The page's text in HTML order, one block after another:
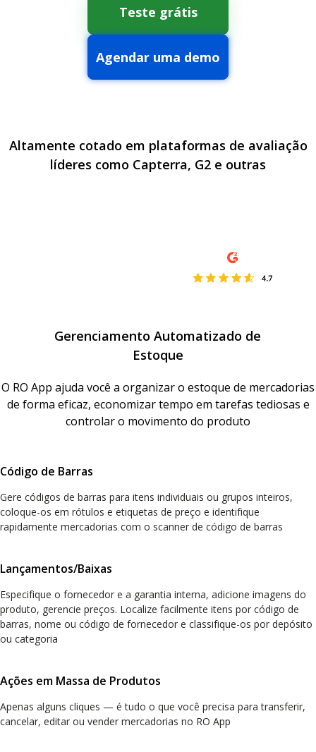
Teste grátis
Agendar uma demo
Altamente cotado em plataformas de avaliação
líderes como Capterra, G2 e outras
Gerenciamento Automatizado de
Estoque
O RO App ajuda você a organizar o estoque de mercadorias
de forma eficaz, economizar tempo em tarefas tediosas e
controlar o movimento do produto
Código de Barras
Gere códigos de barras para itens individuais ou grupos inteiros,
coloque-os em rótulos e etiquetas de preço e identifique
rapidamente mercadorias com o scanner de código de barras
Lançamentos/Baixas
Especifique o fornecedor e a garantia interna, adicione imagens do
produto, gerencie preços. Localize facilmente itens por código de
barras, nome ou código de fornecedor e classifique-os por depósito
ou categoria
Ações em Massa de Produtos
Apenas alguns cliques — é tudo o que você precisa para transferir,
cancelar, editar ou vender mercadorias no RO App